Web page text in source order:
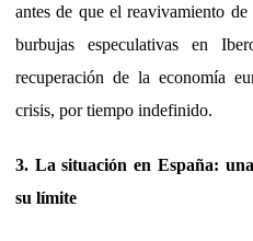
antes de que el reavivamiento
burbujas especulativas en
recuperación de la economía
crisis, por tiempo indefinido.
3. La situación en España:
su límite